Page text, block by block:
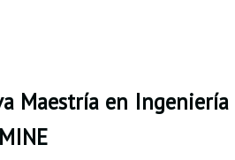
Maestría en Ingeniería